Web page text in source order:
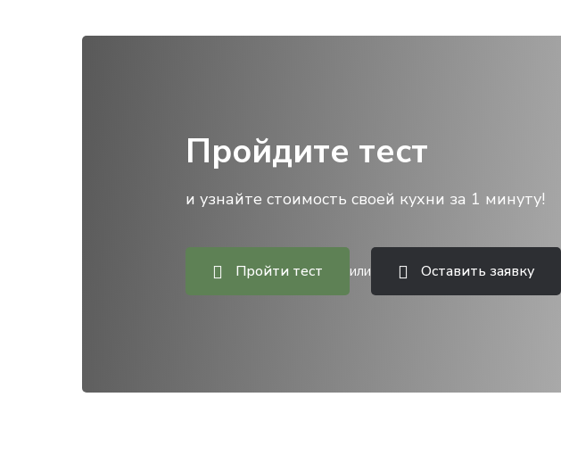
Пройдите тест
и узнайте стоимость своей кухни за 1 минуту!
Пройти тест или Оставить заявку